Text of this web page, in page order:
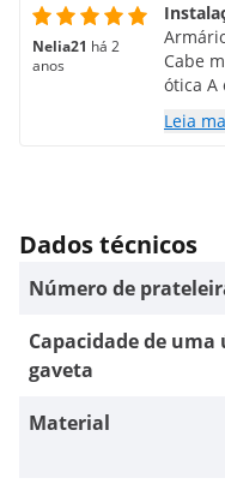
Nelia21 há 2
anos
Cabe
ótica A
Leia
Dados técnicos
Número de
Capacidade de uma
gaveta
Material